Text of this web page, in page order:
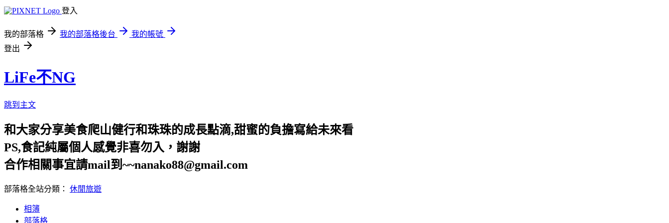
登入
我的部落格 我的部落格後台
我的帳號
登出
LiFe不NG
跳到主文
和大家分享美食爬山健行和珠珠的成長點滴,甜蜜的負擔寫給未來看
PS,食記純屬個人感覺非喜勿入，謝謝
合作相關事宜請mail到~~nanako88@gmail.com
部落格全站分類： 休閒旅遊
相簿
部落格